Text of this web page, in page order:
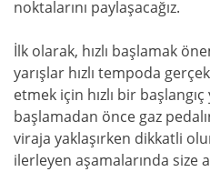
noktalarını paylaşacağız.
İlk olarak, hızlı başlamak
yarışlar hızlı tempoda
etmek için hızlı bir
başlamadan önce gaz
viraja yaklaşırken dikkatli
ilerleyen aşamalarında size